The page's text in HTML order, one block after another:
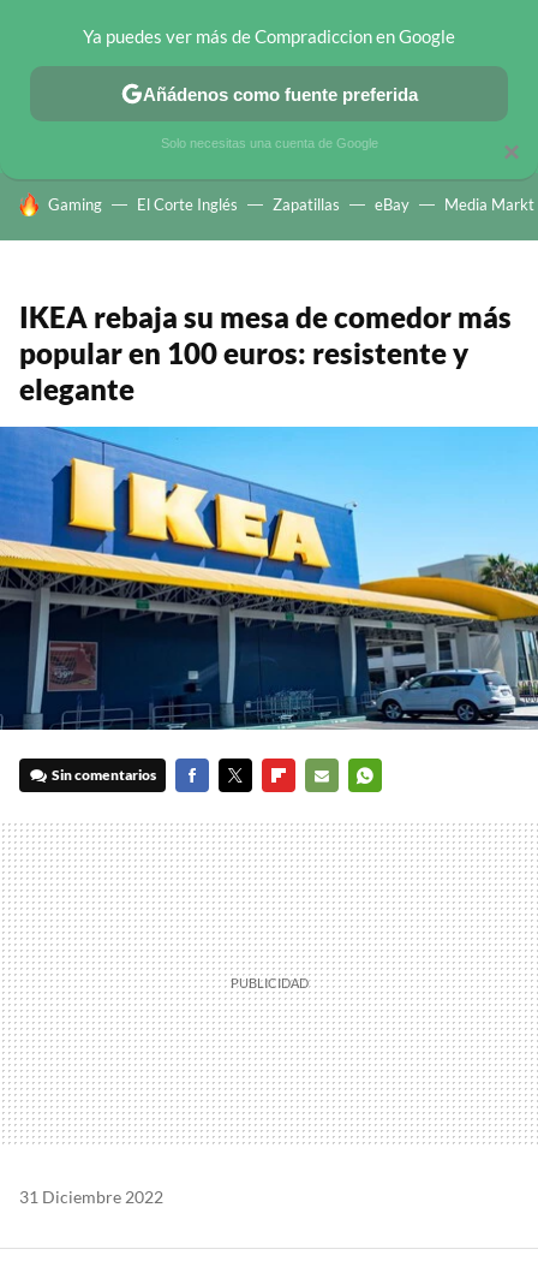
CHOLLOS TELEGRAM OFERTAS EN MÓVILES OFERTAS EN
HOY SE HABLA DE
Gaming El Corte Inglés Zapatillas eBay Media Markt
IKEA rebaja su mesa de comedor más
popular en 100 euros: resistente y
elegante
Sin comentarios
MAIL
31 Diciembre 2022
×
Ya puedes ver más de Compradiccion en Google
Añádenos como fuente preferida
Solo necesitas una cuenta de Google